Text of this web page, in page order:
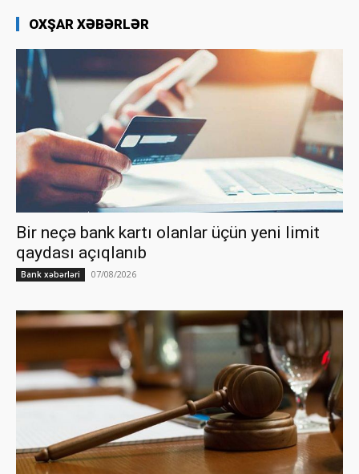
OXŞAR XƏBƏRLƏR
Bir neçə bank kartı olanlar üçün yeni limit
qaydası açıqlanıb
Bank xəbərləri 07/08/2026